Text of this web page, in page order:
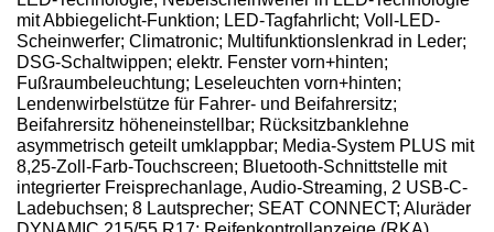
mit Abbiegelicht-Funktion; LED-Tagfahrlicht; Voll-LED-
Scheinwerfer; Climatronic; Multifunktionslenkrad in Leder;
DSG-Schaltwippen; elektr. Fenster vorn+hinten;
Fußraumbeleuchtung; Leseleuchten vorn+hinten;
Lendenwirbelstütze für Fahrer- und Beifahrersitz;
Beifahrersitz höheneinstellbar; Rücksitzbanklehne
asymmetrisch geteilt umklappbar; Media-System PLUS mit
8,25-Zoll-Farb-Touchscreen; Bluetooth-Schnittstelle mit
integrierter Freisprechanlage, Audio-Streaming, 2 USB-C-
Ladebuchsen; 8 Lautsprecher; SEAT CONNECT; Aluräder